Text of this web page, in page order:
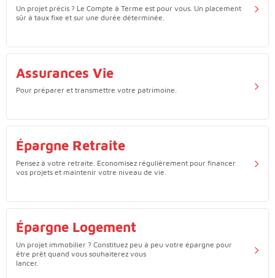
Un projet précis ? Le Compte à Terme est pour vous. Un placement
sûr à taux fixe et sur une durée déterminée.
Assurances Vie
Pour préparer et transmettre votre patrimoine.
Épargne Retraite
Pensez à votre retraite. Economisez régulièrement pour financer
vos projets et maintenir votre niveau de vie.
Épargne Logement
Un projet immobilier ? Constituez peu à peu votre épargne pour
être prêt quand vous souhaiterez vous
lancer.